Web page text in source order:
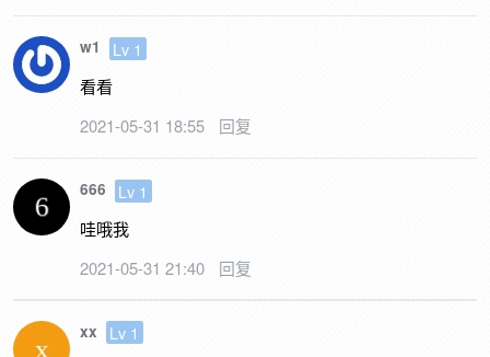
w1
Lv 1
看看
2021-05-31 18:55
回复
666
Lv 1
哇哦我
2021-05-31 21:40
回复
xx
Lv 1